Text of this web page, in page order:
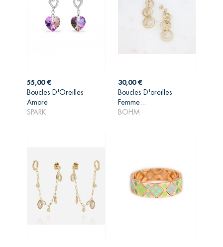
Prix
55,00 €
Boucles D'Oreilles
Amore
SPARK
AJOUTER AU
Prix
30,00 €
Boucles D'oreilles
Femme...
BOHM
AJOUTER AU